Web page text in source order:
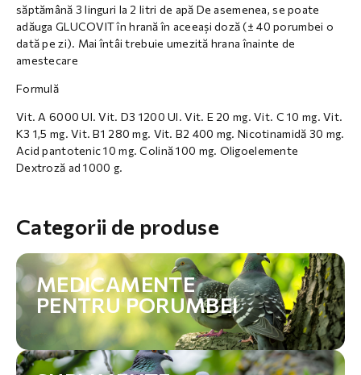
săptămână 3 linguri la 2 litri de apă De asemenea, se poate
adăuga GLUCOVIT în hrană în aceeași doză (± 40 porumbei o
dată pe zi). Mai întâi trebuie umezită hrana înainte de
amestecare
Formulă
Vit. A 6000 UI. Vit. D3 1200 UI. Vit. E 20 mg. Vit. C 10 mg. Vit.
K3 1,5 mg. Vit. B1 280 mg. Vit. B2 400 mg. Nicotinamidă 30 mg.
Acid pantotenic 10 mg. Colină 100 mg. Oligoelemente
Dextroză ad 1000 g.
Categorii de produse
MEDICAMENTE
PENTRU PORUMBEI